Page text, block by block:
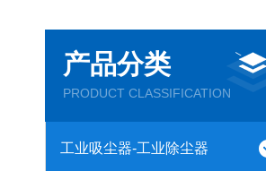
产品分类
PRODUCT CLASSIFICATION
工业吸尘器-工业除尘器